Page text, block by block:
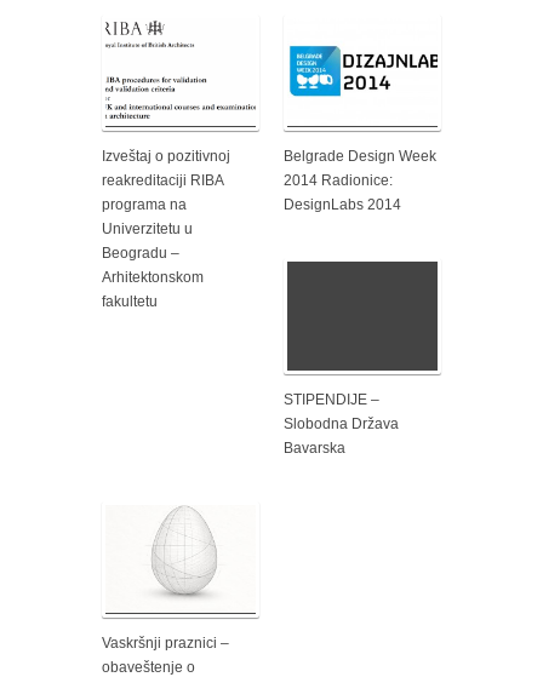
Izveštaj o pozitivnoj
reakreditaciji RIBA
programa na
Univerzitetu u
Beogradu –
Arhitektonskom
fakultetu
Belgrade Design Week
2014 Radionice:
DesignLabs 2014
STIPENDIJE –
Slobodna Država
Bavarska
Vaskršnji praznici –
obaveštenje o